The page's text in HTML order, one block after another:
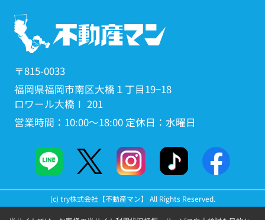
〒815-0033
福岡県福岡市南区大橋１丁目19−18
ロワール大橋Ⅰ 201
営業時間：10:00～18:00 定休日：水曜日
(c) try株式会社【不動産マン】 All Rights Reserved.